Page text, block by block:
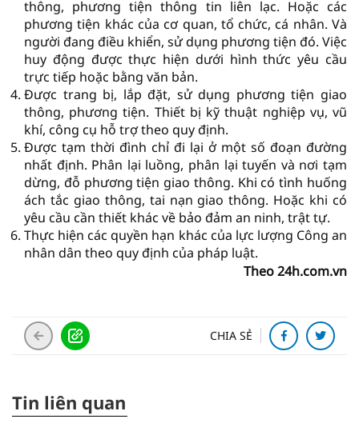
thông, phương tiện thông tin liên lạc. Hoặc các
phương tiện khác của cơ quan, tổ chức, cá nhân. Và
người đang điều khiển, sử dụng phương tiện đó. Việc
huy động được thực hiện dưới hình thức yêu cầu
trực tiếp hoặc bằng văn bản.
Được trang bị, lắp đặt, sử dụng phương tiện giao
thông, phương tiện. Thiết bị kỹ thuật nghiệp vụ, vũ
khí, công cụ hỗ trợ theo quy định.
Được tạm thời đình chỉ đi lại ở một số đoạn đường
nhất định. Phân lại luồng, phân lại tuyến và nơi tạm
dừng, đỗ phương tiện giao thông. Khi có tình huống
ách tắc giao thông, tai nạn giao thông. Hoặc khi có
yêu cầu cần thiết khác về bảo đảm an ninh, trật tự.
Thực hiện các quyền hạn khác của lực lượng Công an
nhân dân theo quy định của pháp luật.
Theo 24h.com.vn
CHIA SẺ
Tin liên quan